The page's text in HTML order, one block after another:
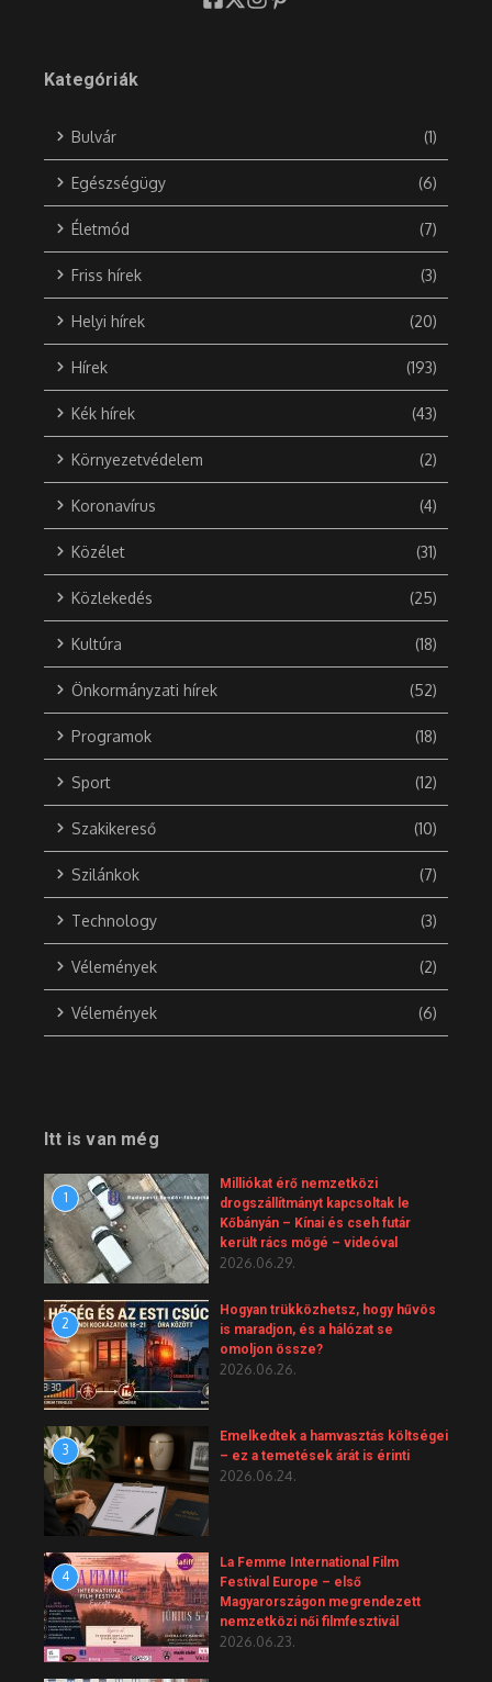
Kategóriák
Bulvár (1)
Egészségügy (6)
Életmód (7)
Friss hírek (3)
Helyi hírek (20)
Hírek (193)
Kék hírek (43)
Környezetvédelem (2)
Koronavírus (4)
Közélet (31)
Közlekedés (25)
Kultúra (18)
Önkormányzati hírek (52)
Programok (18)
Sport (12)
Szakikereső (10)
Szilánkok (7)
Technology (3)
Vélemények (2)
Vélemények (6)
Itt is van még
1
Milliókat érő nemzetközi
drogszállítmányt kapcsoltak le
Kőbányán – Kínai és cseh futár
került rács mögé – videóval
2026.06.29.
2
Hogyan trükközhetsz, hogy hűvös
is maradjon, és a hálózat se
omoljon össze?
2026.06.26.
3
Emelkedtek a hamvasztás költségei
– ez a temetések árát is érinti
2026.06.24.
4
La Femme International Film
Festival Europe – első
Magyarországon megrendezett
nemzetközi női filmfesztivál
2026.06.23.